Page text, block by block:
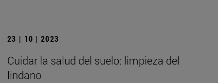
23 | 10 | 2023
Cuidar la salud del suelo: limpieza del
lindano